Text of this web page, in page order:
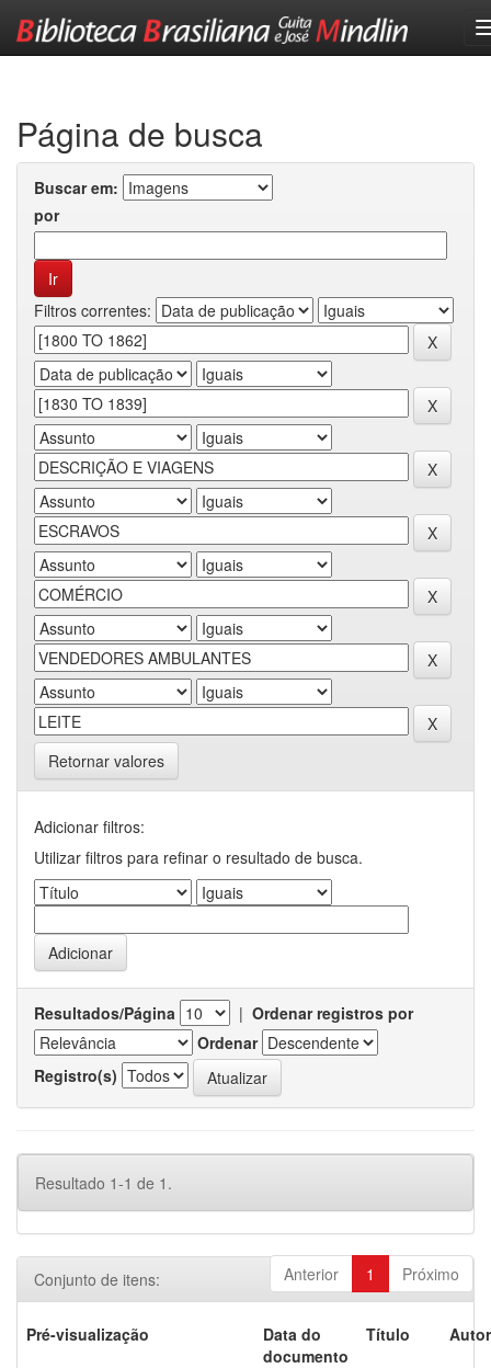
Página de busca
Buscar em:
por
Filtros correntes:
Retornar valores
Adicionar filtros:
Utilizar filtros para refinar o resultado de busca.
Resultados/Página | Ordenar registros por
Ordenar
Registro(s)
Resultado 1-1 de 1.
Anterior 1 Próximo
Conjunto de itens:
Pré-visualização
Data do
documento
Título